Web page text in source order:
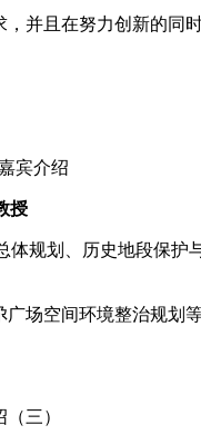
且在努力创新的同
授
规划、历史地段保护
空间环境整治规划